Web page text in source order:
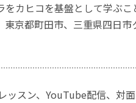
をカヒコを基盤として学ぶ
京都町田市、三重県四日市
ッスン、YouTube配信、対